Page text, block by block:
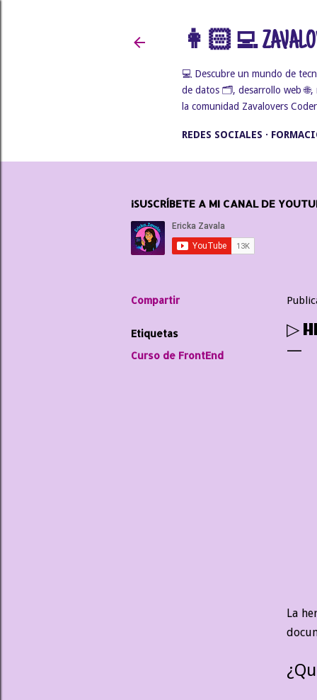
👩🏻‍💻
💻 Descubre un mundo de
de datos 🗂️, desarrollo web 🌐,
la comunidad Zavalovers
REDES SOCIALES
¡SUSCRÍBETE A MI CANAL DE
Compartir
Etiquetas
Curso de FrontEnd
▷
La